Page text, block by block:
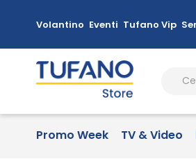
Volantino Eventi Tufano Vip
Promo Week TV & Video